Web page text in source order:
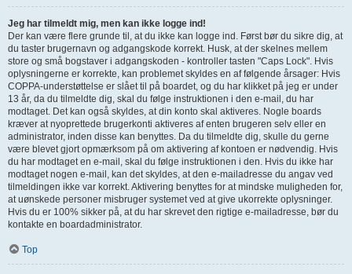
Jeg har tilmeldt mig, men kan ikke logge ind!
Der kan være flere grunde til, at du ikke kan logge ind. Først bør du sikre dig, at
du taster brugernavn og adgangskode korrekt. Husk, at der skelnes mellem
store og små bogstaver i adgangskoden - kontroller tasten "Caps Lock". Hvis
oplysningerne er korrekte, kan problemet skyldes en af følgende årsager: Hvis
COPPA-understøttelse er slået til på boardet, og du har klikket på jeg er under
13 år, da du tilmeldte dig, skal du følge instruktionen i den e-mail, du har
modtaget. Det kan også skyldes, at din konto skal aktiveres. Nogle boards
kræver at nyoprettede brugerkonti aktiveres af enten brugeren selv eller en
administrator, inden disse kan benyttes. Da du tilmeldte dig, skulle du gerne
være blevet gjort opmærksom på om aktivering af kontoen er nødvendig. Hvis
du har modtaget en e-mail, skal du følge instruktionen i den. Hvis du ikke har
modtaget nogen e-mail, kan det skyldes, at den e-mailadresse du angav ved
tilmeldingen ikke var korrekt. Aktivering benyttes for at mindske muligheden for,
at uønskede personer misbruger systemet ved at give ukorrekte oplysninger.
Hvis du er 100% sikker på, at du har skrevet den rigtige e-mailadresse, bør du
kontakte en boardadministrator.
Top